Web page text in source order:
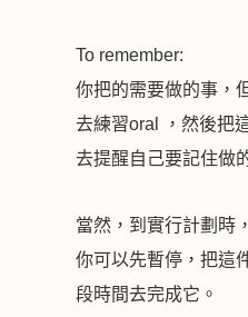
To remember:
你把的需要做的事，
去練習oral ，然後把
去提醒自己要記住做
當然，到實行計劃時
你可以先暫停，把這
段時間去完成它。